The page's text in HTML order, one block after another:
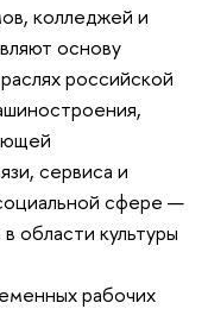
колледжей и
основу
российской
сервиса и
сфере —
области культуры
рабочих